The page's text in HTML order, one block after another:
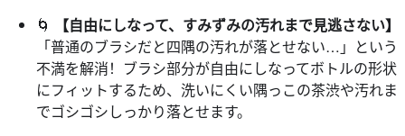
🌀
【自由にしなって、すみずみの汚れまで見逃さない】
「普通のブラシだと四隅の汚れが落とせない…」という
不満を解消！ブラシ部分が自由にしなってボトルの形状
にフィットするため、洗いにくい隅っこの茶渋や汚れま
でゴシゴシしっかり落とせます。